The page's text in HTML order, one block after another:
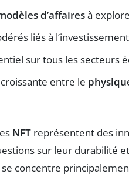
d’affairesà
liés à
sur tous les secteurs
entre le
NFT représentent des
sur leur durabilité
concentre